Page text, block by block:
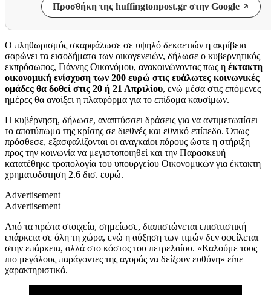
Προσθήκη της huffingtonpost.gr στην Google
Ο πληθωρισμός σκαρφάλωσε σε υψηλό δεκαετιών η ακρίβεια
σαρώνει τα εισοδήματα των οικογενειών, δήλωσε ο κυβερνητικός
εκπρόσωπος, Γιάννης Οικονόμου, ανακοινώνοντας πως η έκτακτη
οικονομική ενίσχυση των 200 ευρώ στις ευάλωτες κοινωνικές
ομάδες θα δοθεί στις 20 ή 21 Απριλίου, ενώ μέσα στις επόμενες
ημέρες θα ανοίξει η πλατφόρμα για το επίδομα καυσίμων.
Η κυβέρνηση, δήλωσε, αναπτύσσει δράσεις για να αντιμετωπίσει
το αποτύπωμα της κρίσης σε διεθνές και εθνικό επίπεδο. Όπως
πρόσθεσε, εξασφαλίζονται οι αναγκαίοι πόρους ώστε η στήριξη
προς την κοινωνία να μεγιστοποιηθεί και την Παρασκευή
κατατέθηκε τροπολογία του υπουργείου Οικονομικών για έκτακτη
χρηματοδοτηση 2.6 δισ. ευρώ.
Advertisement
Advertisement
Από τα πρώτα στοιχεία, σημείωσε, διαπιστώνεται επισιτιστική
επάρκεια σε όλη τη χώρα, ενώ η αύξηση των τιμών δεν οφείλεται
στην επάρκεια, αλλά στο κόστος του πετρελαίου. «Καλούμε τους
πιο μεγάλους παράγοντες της αγοράς να δείξουν ευθύνη» είπε
χαρακτηριστικά.